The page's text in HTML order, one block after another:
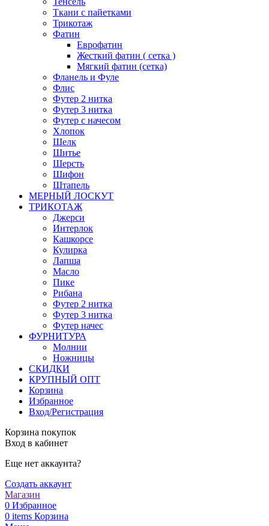
Ткани с пайетками
Трикотаж
Фатин
Еврофатин
Жесткий фатин ( сетка )
Мягкий фатин (сетка)
Фланель и Фуле
Флис
Футер 2 нитка
Футер 3 нитка
Футер с начесом
Хлопок
Шелк
Шитье
Шерсть
Шифон
Штапель
МЕРНЫЙ ЛОСКУТ
ТРИКОТАЖ
Джерси
Интерлок
Кашкорсе
Кулирка
Лапша
Масло
Пике
Рибана
Футер 2 нитка
Футер 3 нитка
Футер начес
ФУРНИТУРА
Молнии
Ножницы
СКИДКИ
КРУПНЫЙ ОПТ
Корзина
Избранное
Вход/Регистрация
Корзина покупок
Вход в кабинет
Еще нет аккаунта?
Создать аккаунт
Магазин
0 Избранное
0 items Корзина